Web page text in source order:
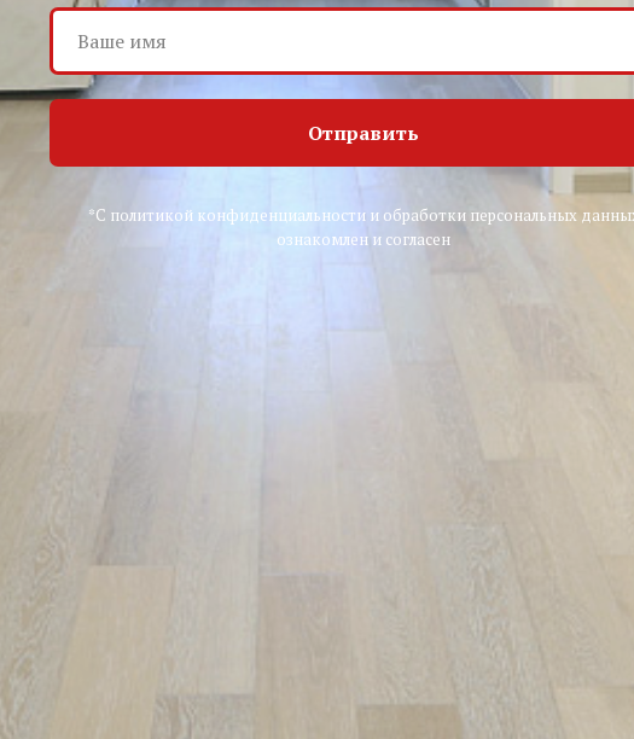
Отправить
*С политикой конфиденциальности и обработки персональных
ознакомлен и согласен